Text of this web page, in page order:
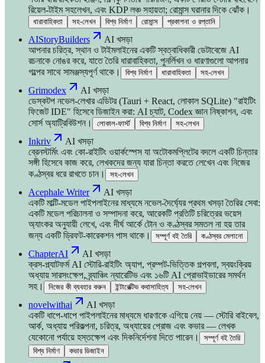
রিয়েল-টাইম সহলেখন, এবং KDP লঞ্চ সহায়তা; রোমান্স ঘরানার দিকে ঝোঁক।
ধারাবাহিকতা সহ-লেখন বিশ্ব নির্মাণ রোমান্স প্রকাশনা ও রপ্তানি
AIStoryBuilders
AI খসড়া
আপনার চরিত্র, স্থান ও টাইমলাইনের একটি স্বত্বাধিকারী ডেটাবেজে AI
রচনাকে নোঙর করে, যাতে তৈরি ধারাবাহিকতা, পুনর্লিখন ও ধারণাগুলো আপনার
গল্পের সাথে সামঞ্জস্যপূর্ণ থাকে।
বিশ্ব নির্মাণ ধারাবাহিকতা সহ-লেখন
Grimodex
AI খসড়া
ডেস্কটপ নভেল-লেখার এডিটর (Tauri + React, লোকাল SQLite) "রাইটিং
ফিজেট IDE" হিসেবে ডিজাইন করা: AI চ্যাট, Codex জ্ঞান নিষ্কাশন, এবং
সোর্স অ্যাট্রিবিউশন।
লোকাল-ফার্স্ট বিশ্ব নির্মাণ সহ-লেখন
Inkriv
AI খসড়া
ব্রেনস্টর্মিং এবং কো-রাইটিং ওয়ার্কস্পেস যা অটোকমপ্লিটের বদলে একটি চিন্তার
সঙ্গী হিসেবে কাজ করে, লেখকদের জন্য যারা চিন্তা করতে লেখেন এবং নিজের
কণ্ঠস্বর ধরে রাখতে চান।
সহ-লেখন
Acephale Writer
AI খসড়া
একটি মাল্টি-মডেল পাইপলাইনের মাধ্যমে নভেল-দৈর্ঘ্যের প্রথম খসড়া তৈরির সেবা:
একটি মডেল পরিচালনা ও সম্পাদনা করে, আরেকটি প্রতিটি চরিত্রের ভয়েস
অ্যাংকর অনুযায়ী লেখে, এবং দীর্ঘ আর্কে টোন ও কণ্ঠস্বর সমতল না হয় তার
জন্য একটি ড্রিফট-কারেকশন পাস থাকে।
সম্পূর্ণ বই তৈরি কণ্ঠস্বর মেলানো
ChapterAI
AI খসড়া
ক্রস-প্ল্যাটফর্ম AI স্টোরি-রাইটিং অ্যাপ, প্রম্পট-ভিত্তিক গল্পবলা, স্বয়ংক্রিয়
অধ্যায় সারসংক্ষেপ, ব্র্যাঞ্চিং ন্যারেটিভ এবং ১৬টি AI প্রোভাইডারের সমর্থন
সহ।
নিজের কী ব্যবহার করুন ইন্টারেক্টিভ কথাসাহিত্য সহ-লেখন
novelwithai
AI খসড়া
একটি ধাপে-ধাপে পাইপলাইনের মাধ্যমে ধারণাকে এগিয়ে নেয় — স্টোরি বাইবেল,
আর্ক, অধ্যায় পরিকল্পনা, চরিত্র, অধ্যায়ের প্রোজ এবং কভার — লেখক
যেকোনো পর্যায়ে হস্তক্ষেপ এবং দিকনির্দেশনা দিতে পারেন।
সম্পূর্ণ বই তৈরি
বিশ্ব নির্মাণ
কভার ডিজাইন